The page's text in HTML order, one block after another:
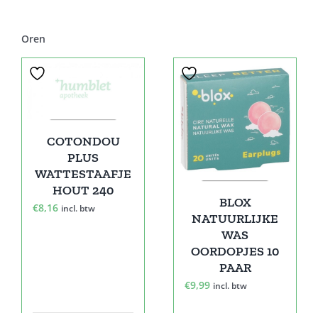
Oren
COTONDOU
PLUS
WATTESTAAFJE
HOUT 240
€8,16 incl. btw
BLOX
NATUURLIJKE
WAS
OORDOPJES 10
PAAR
€9,99 incl. btw